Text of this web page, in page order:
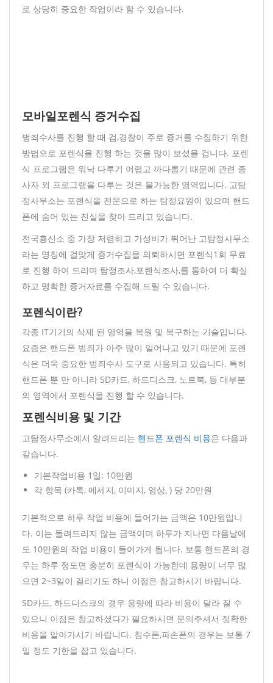
로 상당히 중요한 작업이라 할 수 있습니다.
모바일포렌식 증거수집
범죄수사를 진행 할 때 검,경찰이 주로 증거를 수집하기 위한
방법으로 포렌식을 진행 하는 것을 많이 보셨을 겁니다. 포렌
식 프로그램은 워낙 다루기 어렵고 까다롭기 때문에 관련 종
사자 외 프로그램을 다루는 것은 불가능한 영역입니다. 고탐
정사무소는 포렌식을 전문으로 하는 탐정요원이 있으며 핸드
폰에 숨어 있는 진실을 찾아 드리고 있습니다.
전국흥신소 중 가장 저렴하고 가성비가 뛰어난 고탐정사무소
라는 명칭에 걸맞게 증거수집을 의뢰하시면 포렌식1회 무료
로 진행 하여 드리며 탐정조사,포렌식조사,를 통하여 더 확실
하고 명확한 증거자료를 수집해 드릴 수 있습니다.
포렌식이란?
각종 IT기기의 삭제 된 영역을 복원 및 복구하는 기술입니다.
요즘은 핸드폰 범죄가 아주 많이 일어나고 있기 때문에 포렌
식은 더욱 중요한 범죄수사 도구로 사용되고 있습니다. 특히
핸드폰 뿐 만 아니라 SD카드, 하드디스크, 노트북, 등 대부분
의 영역에서 포렌식을 진행 할 수 있습니다.
포렌식비용 및 기간
고탐정사무소에서 알려드리는 핸드폰 포렌식 비용은 다음과
같습니다.
기본작업비용 1일: 10만원
각 항목 (카톡, 메세지, 이미지, 영상, ) 당 20만원
기본적으로 하루 작업 비용에 들어가는 금액은 10만원입니
다. 이는 돌려드리지 않는 금액이며 하루가 지나면 다음날에
도 10만원의 작업 비용이 들어가게 됩니다. 보통 핸드폰의 경
우는 하루 정도면 충분히 포렌식이 가능한데 용량이 너무 많
으면 2~3일이 걸리기도 하니 이점은 참고하시기 바랍니다.
SD카드, 하드디스크의 경우 용량에 따라 비용이 달라 질 수
있으니 이점은 참고하셨다가 필요하시면 문의주셔서 정확한
비용을 알아가시기 바랍니다. 침수폰,파손폰의 경우는 보통 7
일 정도 기한을 잡고 있습니다.